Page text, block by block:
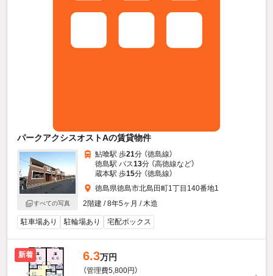
パークアクシスオストAの賃貸物件
すべての写真
鮎喰駅 歩21分 （徳島線）
徳島駅 バス13分 （高徳線など）
蔵本駅 歩15分 （徳島線）
徳島県徳島市北島田町1丁目140番地1
2階建 / 8年5ヶ月 / 木造
駐車場あり 駐輪場あり 宅配ボックス
新着 6.3万円
（管理費5,800円）